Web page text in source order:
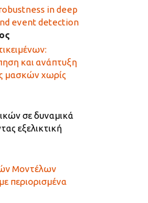
in deep
event detection
και ανάπτυξη
μασκών χωρίς
σε δυναμικά
εξελικτική
Μοντέλων
περιορισμένα